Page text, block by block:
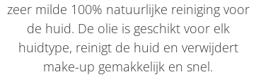
zeer milde 100% natuurlijke reiniging voor
de huid. De olie is geschikt voor elk
huidtype, reinigt de huid en verwijdert
make-up gemakkelijk en snel.